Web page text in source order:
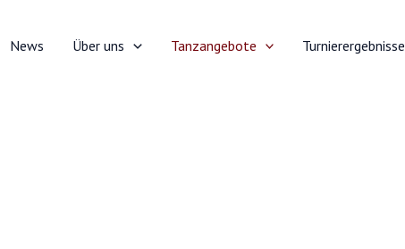
News Über uns Tanzangebote Turnierergebnisse